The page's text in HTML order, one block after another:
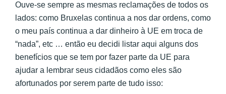
Ouve-se sempre as mesmas reclamações de todos os
lados: como Bruxelas continua a nos dar ordens, como
o meu país continua a dar dinheiro à UE em troca de
“nada”, etc … então eu decidi listar aqui alguns dos
benefícios que se tem por fazer parte da UE para
ajudar a lembrar seus cidadãos como eles são
afortunados por serem parte de tudo isso: